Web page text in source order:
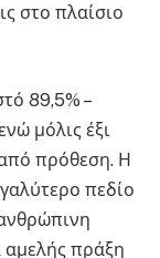
στο πλαίσιο
89,5% –
μόλις έξι
πρόθεση. Η
πεδίο
αμελής πράξη